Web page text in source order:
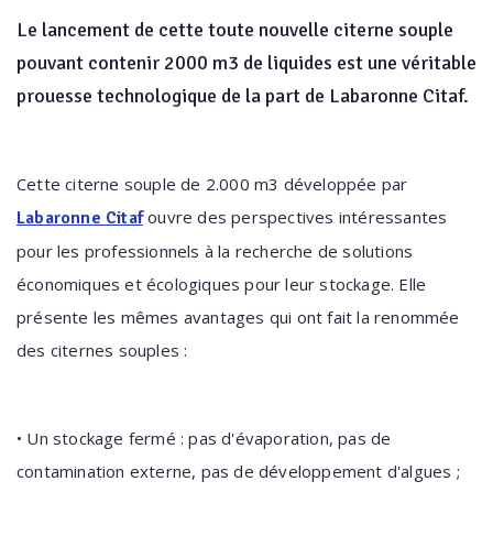
Le lancement de cette toute nouvelle citerne souple
pouvant contenir 2000 m3 de liquides est une véritable
prouesse technologique de la part de Labaronne Citaf.
Cette citerne souple de 2.000 m3 développée par
Labaronne Citafouvre des perspectives intéressantes
pour les professionnels à la recherche de solutions
économiques et écologiques pour leur stockage. Elle
présente les mêmes avantages qui ont fait la renommée
des citernes souples :
• Un stockage fermé : pas d'évaporation, pas de
contamination externe, pas de développement d'algues ;